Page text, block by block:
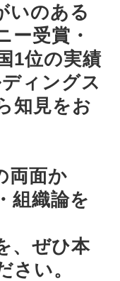
いのある
ー受賞・
1位の実績
ィングス
知見をお
両面か
組織論を
、ぜひ本
さい。